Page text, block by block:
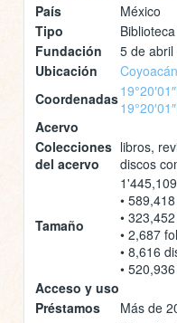
País
México
Tipo
Fundación
5 de abril
Ubicación
Coyoacán
Coordenadas
Acervo
Colecciones
del acervo
libros,
discos
Tamaño
•
•
• 2,687
• 8,616
•
Acceso y uso
Préstamos
Más de